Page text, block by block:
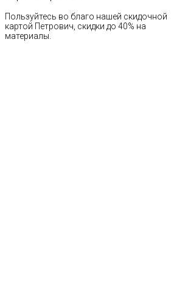
Пользуйтесь во благо нашей скидочной
картой Петрович, скидки до 40% на
материалы.